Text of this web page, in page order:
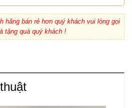
hãng bán rẻ hơn quý khách vui lòng gọi
tặng quà quý khách !